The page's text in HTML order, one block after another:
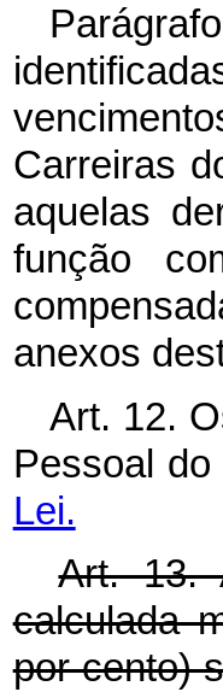
Carreiras
aquelas
função
anexos
Art. 12.
Pessoal
Lei.
Art. 13.
calculada
por cento)